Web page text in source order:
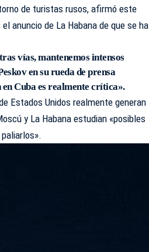
de turistas rusos, afirmó este
anuncio de La Habana de que se ha
vías, mantenemos intensos
en su rueda de prensa
Cuba es realmente crítica».
Estados Unidos realmente generan
y La Habana estudian «posibles